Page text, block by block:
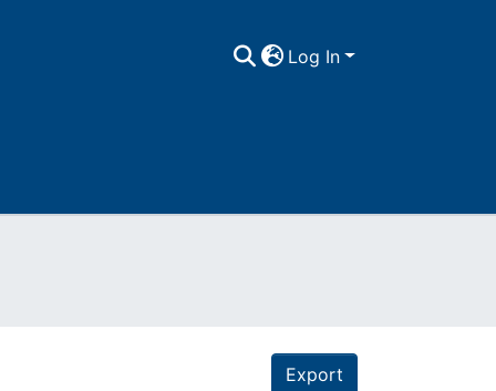
Log In
Export